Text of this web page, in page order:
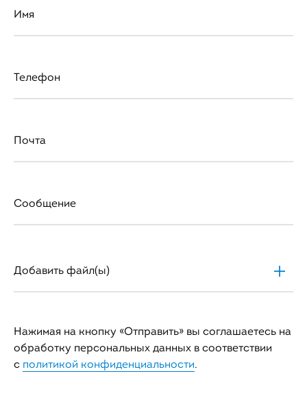
Имя
Телефон
Почта
Сообщение
Добавить файл(ы)
Нажимая на кнопку «Отправить» вы соглашаетесь на
обработку персональных данных в соответствии
с политикой конфиденциальности.